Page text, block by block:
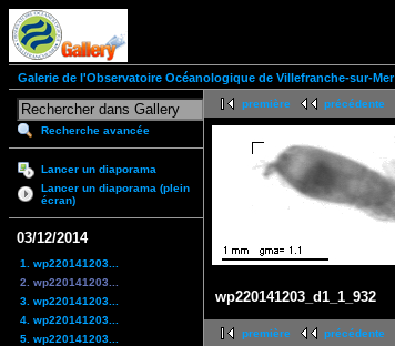
Galerie de l'Observatoire Océanologique de Villefranche-sur-Mer
Recherche avancée
Lancer un diaporama
Lancer un diaporama (plein
écran)
03/12/2014
1. wp220141203...
2. wp220141203...
3. wp220141203...
4. wp220141203...
5. wp220141203...
première précédente
wp220141203_d1_1_932
première précédente